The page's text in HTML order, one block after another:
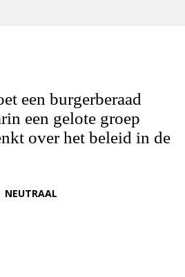
een burgerberaad
een gelote groep
over het beleid in de
NEUTRAAL